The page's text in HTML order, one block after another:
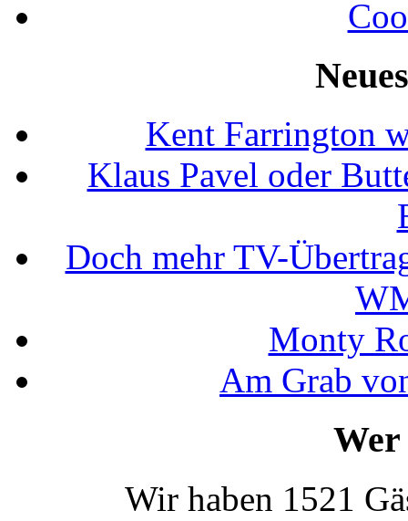
Kent Farrington
Klaus Pavel oder
Doch mehr TV-
Monty
Am Grab
Wir haben 1521